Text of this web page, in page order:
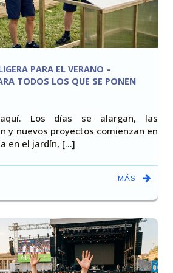
PARA EL VERANO –
TODOS LOS QUE SE PONEN
Los días se alargan, las
y nuevos proyectos comienzan en
en el jardín, [...]
MÁS